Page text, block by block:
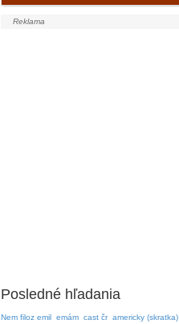
Posledné hľadania
Nem filoz emil emám cast čr americky (skratka)